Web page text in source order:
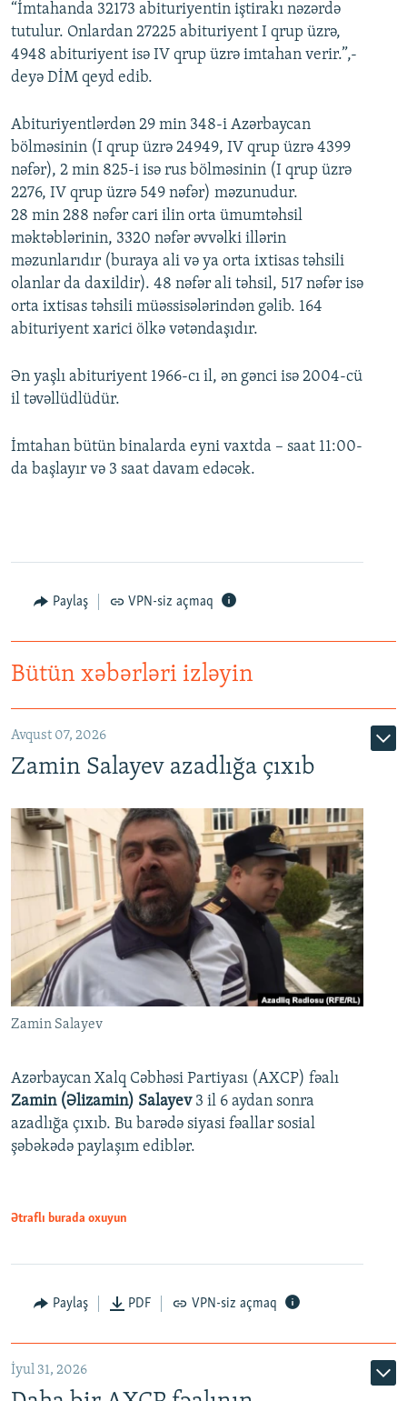
“İmtahanda 32173 abituriyentin iştirakı nəzərdə
tutulur. Onlardan 27225 abituriyent I qrup üzrə,
4948 abituriyent isə IV qrup üzrə imtahan verir.”,-
deyə DİM qeyd edib.
Abituriyentlərdən 29 min 348-i Azərbaycan
bölməsinin (I qrup üzrə 24949, IV qrup üzrə 4399
nəfər), 2 min 825-i isə rus bölməsinin (I qrup üzrə
2276, IV qrup üzrə 549 nəfər) məzunudur.
28 min 288 nəfər cari ilin orta ümumtəhsil
məktəblərinin, 3320 nəfər əvvəlki illərin
məzunlarıdır (buraya ali və ya orta ixtisas təhsili
olanlar da daxildir). 48 nəfər ali təhsil, 517 nəfər isə
orta ixtisas təhsili müəssisələrindən gəlib. 164
abituriyent xarici ölkə vətəndaşıdır.
Ən yaşlı abituriyent 1966-cı il, ən gənci isə 2004-cü
il təvəllüdlüdür.
İmtahan bütün binalarda eyni vaxtda – saat 11:00-
da başlayır və 3 saat davam edəcək.
Paylaş VPN-siz açmaq
Bütün xəbərləri izləyin
Avqust 07, 2026
Zamin Salayev azadlığa çıxıb
Zamin Salayev
Azərbaycan Xalq Cəbhəsi Partiyası (AXCP) fəalı
Zamin (Əlizamin) Salayev 3 il 6 aydan sonra
azadlığa çıxıb. Bu barədə siyasi fəallar sosial
şəbəkədə paylaşım ediblər.
Ətraflı burada oxuyun
Paylaş PDF VPN-siz açmaq
İyul 31, 2026